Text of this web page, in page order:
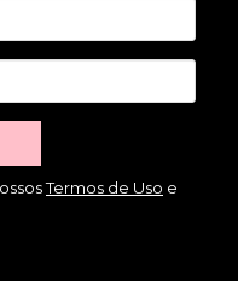
Termos de Uso e